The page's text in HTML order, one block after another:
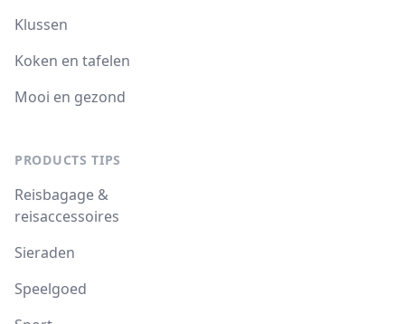
Klussen
Koken en tafelen
Mooi en gezond
PRODUCTS TIPS
Reisbagage &
reisaccessoires
Sieraden
Speelgoed